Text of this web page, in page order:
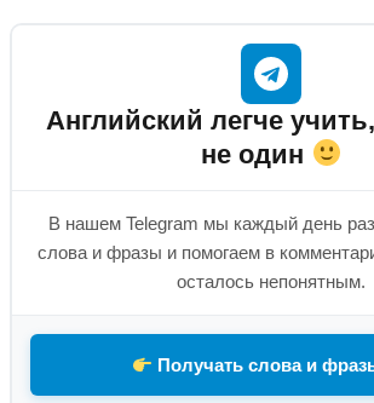
Английский легче
не один
В нашем Telegram мы каждый день
слова и фразы и помогаем в
осталось непонятным.
Получать слова и